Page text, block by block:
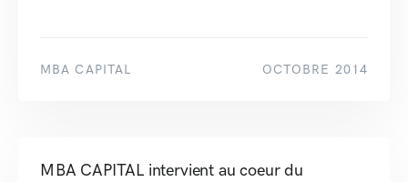
MBA CAPITAL OCTOBRE 2014
MBA CAPITAL intervient au coeur du